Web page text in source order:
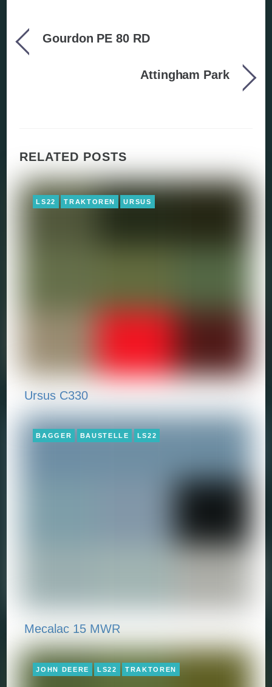
Gourdon PE 80 RD
Attingham Park
RELATED POSTS
LS22 TRAKTOREN URSUS
Ursus C330
BAGGER BAUSTELLE LS22
Mecalac 15 MWR
JOHN DEERE LS22 TRAKTOREN